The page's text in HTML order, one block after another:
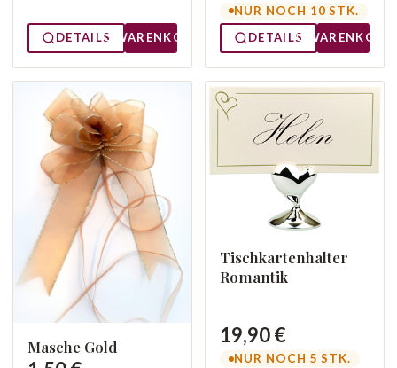
DETAILS WARENKORB
NUR NOCH 10 STK.
DETAILS
WARENKORB
Masche Gold
Tischkartenhalter
Romantik
19,90 €
NUR NOCH 5 STK.